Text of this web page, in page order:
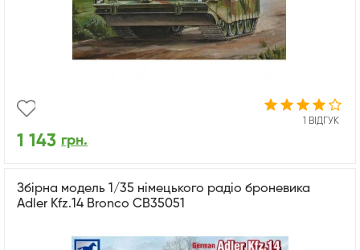
1 ВІДГУК
1 143 грн.
Збірна модель 1/35 німецького радіо броневика
Adler Kfz.14 Bronco CB35051